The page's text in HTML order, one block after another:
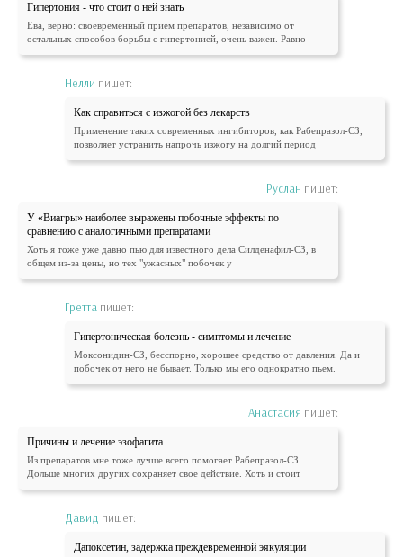
Гипертония - что стоит о ней знать
Ева, верно: своевременный прием препаратов, независимо от
остальных способов борьбы с гипертонией, очень важен. Равно
Нелли пишет:
Как справиться с изжогой без лекарств
Применение таких современных ингибиторов, как Рабепразол-СЗ,
позволяет устранить напрочь изжогу на долгий период
Руслан пишет:
У «Виагры» наиболее выражены побочные эффекты по
сравнению с аналогичными препаратами
Хоть я тоже уже давно пью для известного дела Силденафил-СЗ, в
общем из-за цены, но тех "ужасных" побочек у
Гретта пишет:
Гипертоническая болезнь - симптомы и лечение
Моксонидин-СЗ, бесспорно, хорошее средство от давления. Да и
побочек от него не бывает. Только мы его однократно пьем.
Анастасия пишет:
Причины и лечение эзофагита
Из препаратов мне тоже лучше всего помогает Рабепразол-СЗ.
Дольше многих других сохраняет свое действие. Хоть и стоит
Давид пишет:
Дапоксетин, задержка преждевременной эякуляции